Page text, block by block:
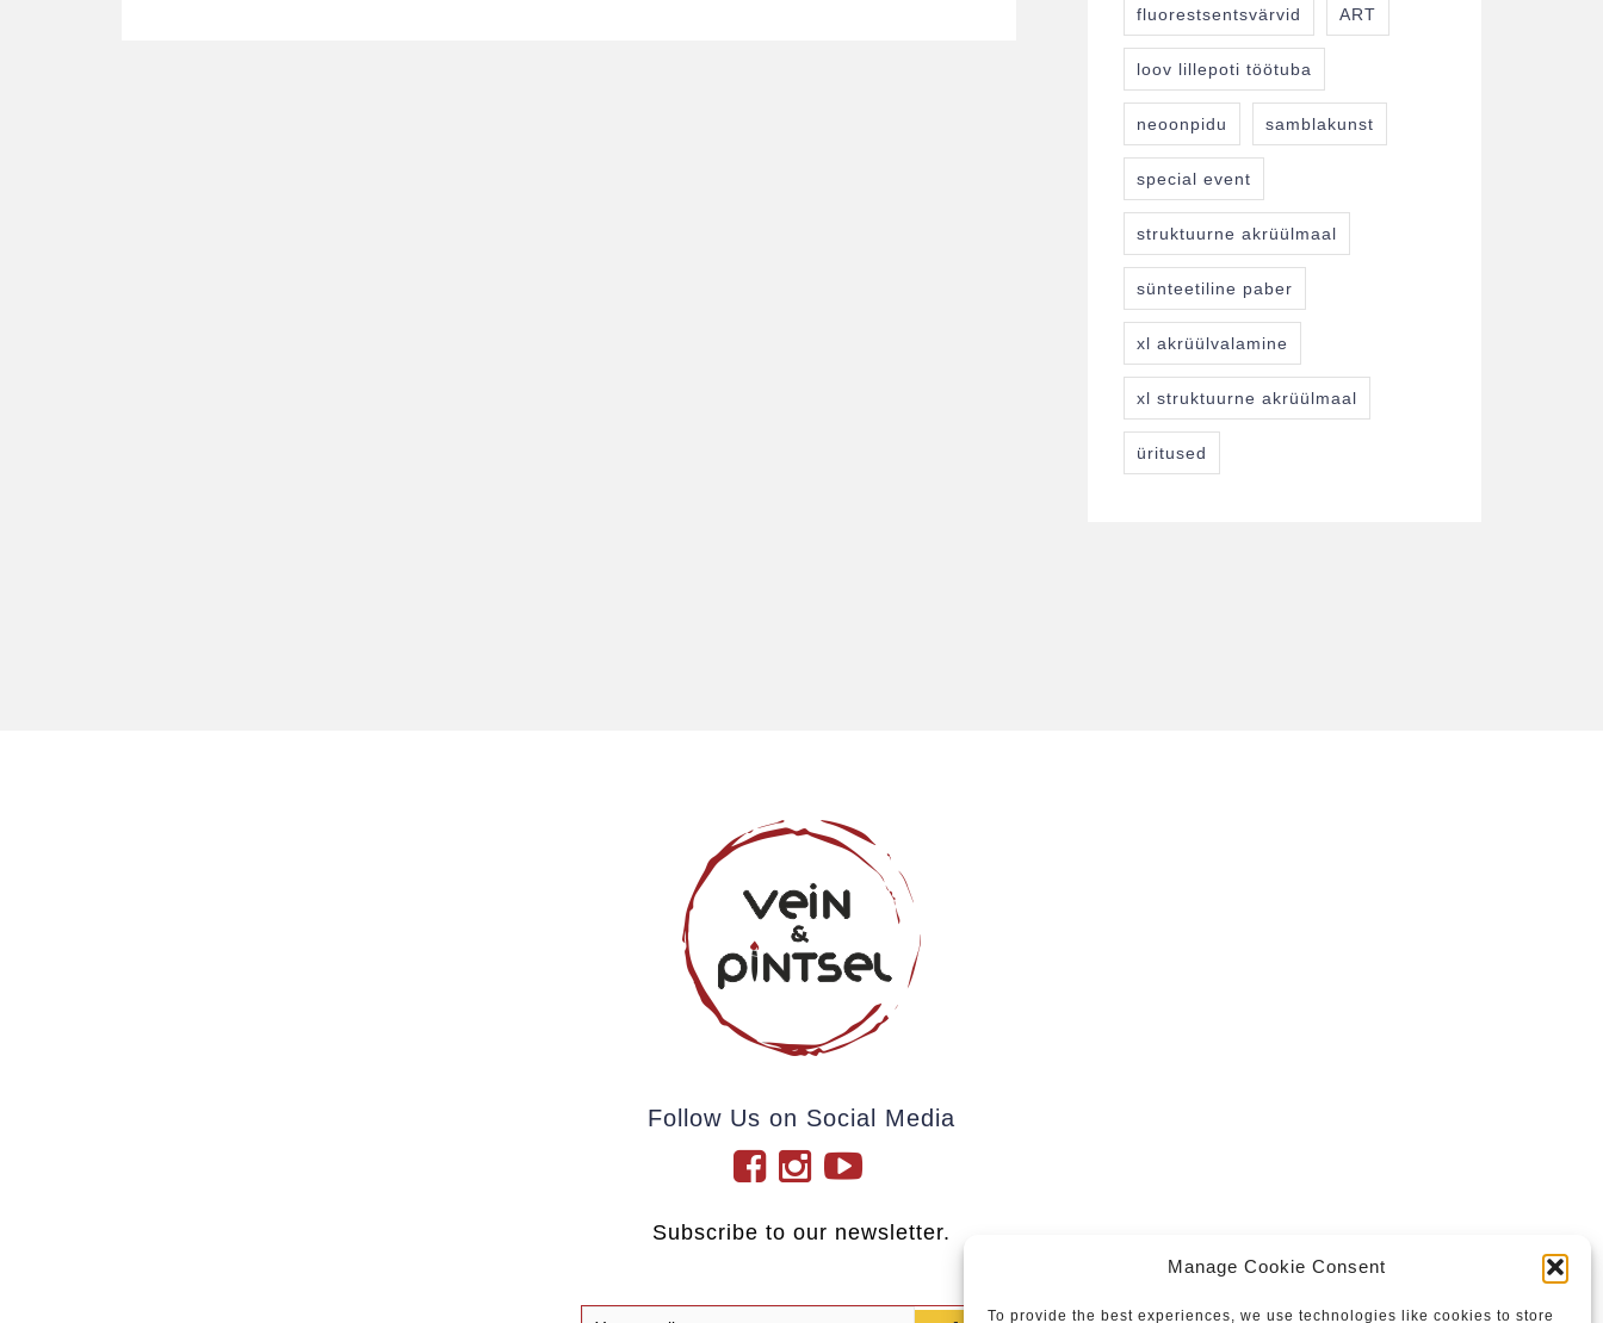
Manage Cookie Consent
To provide the best experiences, we use technologies like cookies to store
fluorestsentsvärvid ART
loov lillepoti töötuba
neoonpidu samblakunst
special event
struktuurne akrüülmaal
sünteetiline paber
xl akrüülvalamine
xl struktuurne akrüülmaal
üritused
Follow Us on Social Media
Subscribe to our newsletter.